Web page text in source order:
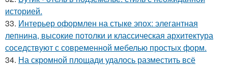
историей.
33. Интерьер оформлен на стыке эпох: элегантная
лепнина, высокие потолки и классическая архитектура
соседствуют с современной мебелью простых форм.
34. На скромной площади удалось разместить всё